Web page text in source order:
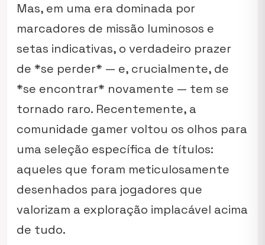
Mas, em uma era dominada por
marcadores de missão luminosos e
setas indicativas, o verdadeiro prazer
de *se perder* — e, crucialmente, de
*se encontrar* novamente — tem se
tornado raro. Recentemente, a
comunidade gamer voltou os olhos para
uma seleção específica de títulos:
aqueles que foram meticulosamente
desenhados para jogadores que
valorizam a exploração implacável acima
de tudo.